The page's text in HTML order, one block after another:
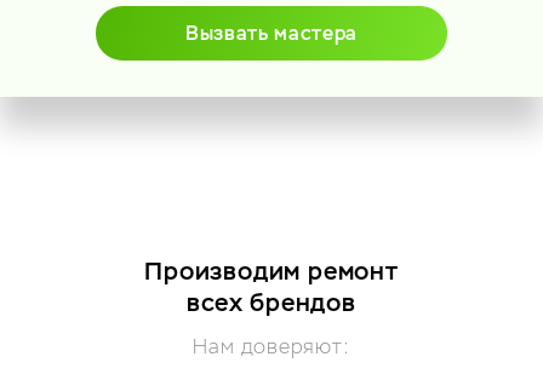
Вызвать мастера
Производим ремонт
всех брендов
Нам доверяют: